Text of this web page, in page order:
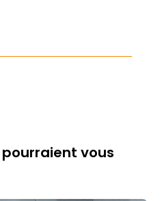
vous